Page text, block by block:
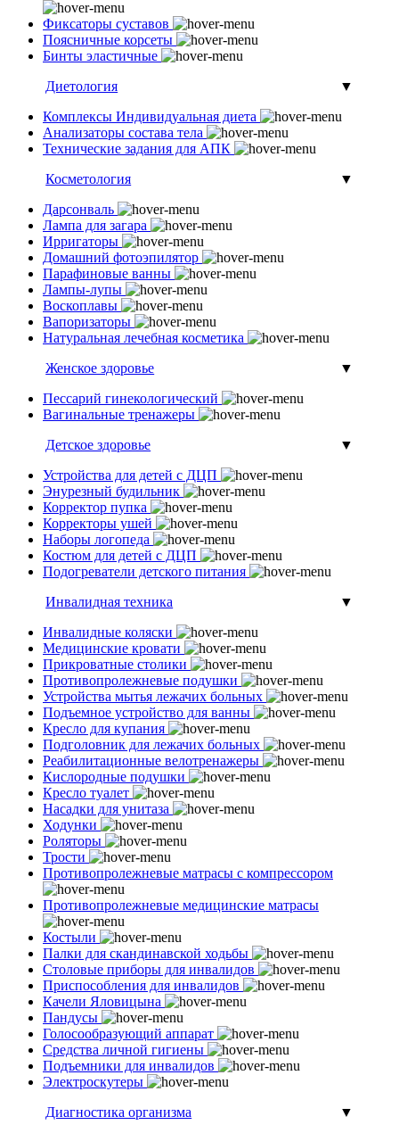
Фиксаторы суставов
Поясничные корсеты
Бинты эластичные
Диетология
▼
Комплексы Индивидуальная диета
Анализаторы состава тела
Технические задания для АПК
Косметология
▼
Дарсонваль
Лампа для загара
Ирригаторы
Домашний фотоэпилятор
Парафиновые ванны
Лампы-лупы
Воскоплавы
Вапоризаторы
Натуральная лечебная косметика
Женское здоровье
▼
Пессарий гинекологический
Вагинальные тренажеры
Детское здоровье
▼
Устройства для детей с ДЦП
Энурезный будильник
Корректор пупка
Корректоры ушей
Наборы логопеда
Костюм для детей с ДЦП
Подогреватели детского питания
Инвалидная техника
▼
Инвалидные коляски
Медицинские кровати
Прикроватные столики
Противопролежневые подушки
Устройства мытья лежачих больных
Подъемное устройство для ванны
Кресло для купания
Подголовник для лежачих больных
Реабилитационные велотренажеры
Кислородные подушки
Кресло туалет
Насадки для унитаза
Ходунки
Роляторы
Трости
Противопролежневые матрасы с компрессором
Противопролежневые медицинские матрасы
Костыли
Палки для скандинавской ходьбы
Столовые приборы для инвалидов
Приспособления для инвалидов
Качели Яловицына
Пандусы
Голосообразующий аппарат
Средства личной гигиены
Подъемники для инвалидов
Электроскутеры
Диагностика организма
▼